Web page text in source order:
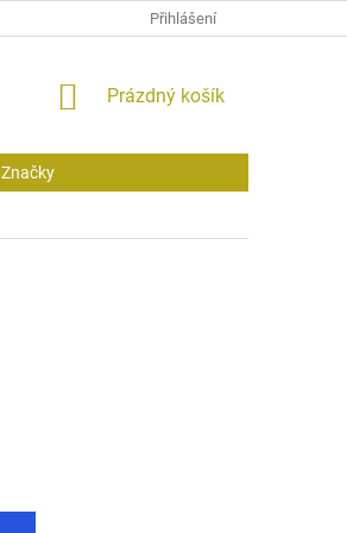
Přihlášení
NÁKUPNÍ
Prázdný košík
Značky